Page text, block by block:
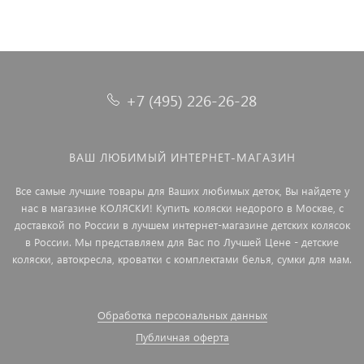
+7 (495) 226-26-28
ВАШ ЛЮБИМЫЙ ИНТЕРНЕТ-МАГАЗИН
Все самые лучшие товары для Ваших любимых деток, Вы найдете у
нас в магазине КОЛЯСКИ! Купить коляски недорого в Москве, с
доставкой по России в лучшем интернет-магазине детских колясок
в России. Мы представляем для Вас по Лучшей Цене - детские
коляски, автокресла, кроватки с комплектами белья, сумки для мам.
Обработка персональных данных
Публичная оферта